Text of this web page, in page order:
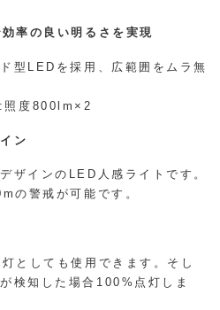
率の良い明るさを実現
型LEDを採用、広範囲をムラ無
照度800lm×2
ン
ザインのLED人感ライトです。
の警戒が可能です。
としても使用できます。そし
検知した場合100%点灯しま